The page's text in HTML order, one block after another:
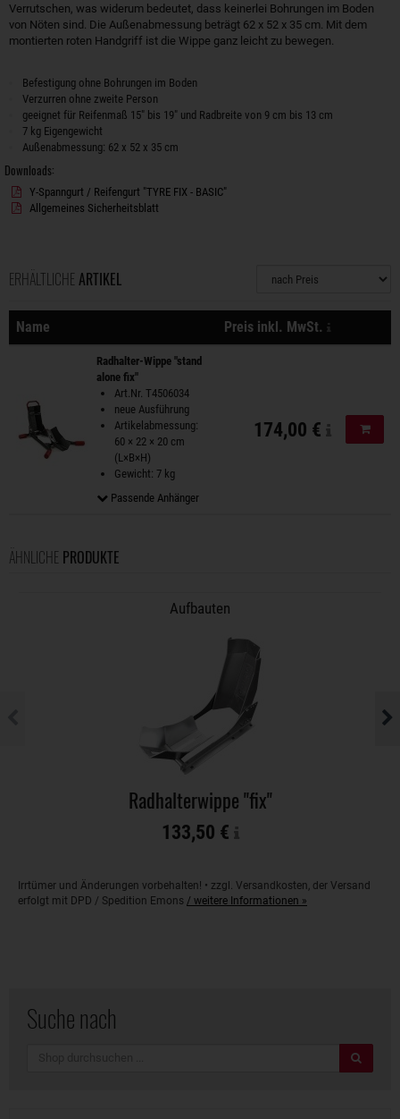
Verrutschen, was widerum bedeutet, dass keinerlei Bohrungen im Boden
von Nöten sind. Die Außenabmessung beträgt 62 x 52 x 35 cm. Mit dem
montierten roten Handgriff ist die Wippe ganz leicht zu bewegen.
Befestigung ohne Bohrungen im Boden
Verzurren ohne zweite Person
geeignet für Reifenmaß 15" bis 19" und Radbreite von 9 cm bis 13 cm
7 kg Eigengewicht
Außenabmessung: 62 x 52 x 35 cm
Downloads:
Y-Spanngurt / Reifengurt "TYRE FIX - BASIC"
Allgemeines Sicherheitsblatt
ERHÄLTLICHE ARTIKEL
Sortierung
Name Preis inkl. MwSt.
Aktionen
Radhalter-Wippe "stand
alone fix"
Art.Nr. T4506034
neue Ausführung
Artikelabmessung:
60 × 22 × 20 cm
(L×B×H)
Gewicht: 7 kg
Passende Anhänger
174,00 €
ÄHNLICHE PRODUKTE
Aufbauten
Radhalterwippe "fix"
133,50 €
Irrtümer und Änderungen vorbehalten! • zzgl. Versandkosten, der Versand
erfolgt mit DPD / Spedition Emons / weitere Informationen »
Suche nach